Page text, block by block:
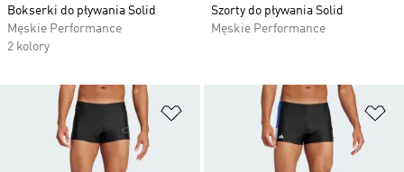
Bokserki do pływania Solid
Męskie Performance
2 kolory
Szorty do pływania Solid
Męskie Performance
Dodaj do listy życzeń